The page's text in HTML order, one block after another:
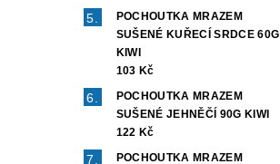
POCHOUTKA MRAZEM
SUŠENÉ KUŘECÍ SRDCE 60G
KIWI
103 Kč
POCHOUTKA MRAZEM
SUŠENÉ JEHNĚČÍ 90G KIWI
122 Kč
POCHOUTKA MRAZEM